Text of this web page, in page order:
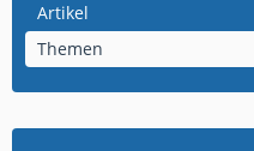
Artikel
Themen